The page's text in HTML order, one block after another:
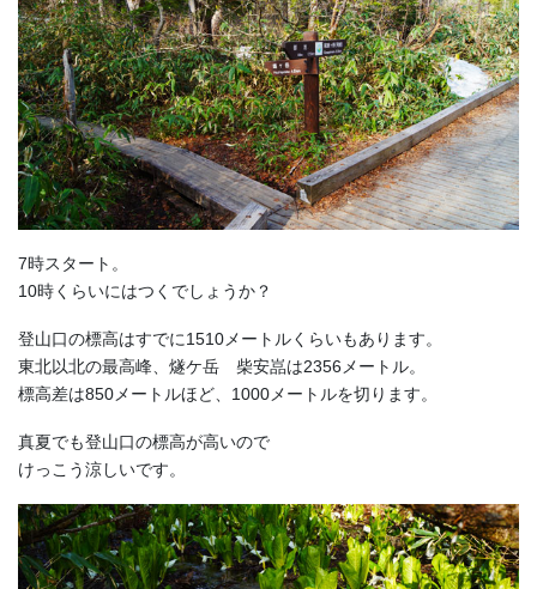
7時スタート。
10時くらいにはつくでしょうか？
登山口の標高はすでに1510メートルくらいもあります。
東北以北の最高峰、燧ケ岳 柴安嵓は2356メートル。
標高差は850メートルほど、1000メートルを切ります。
真夏でも登山口の標高が高いので
けっこう涼しいです。